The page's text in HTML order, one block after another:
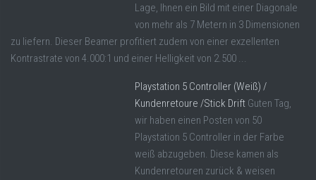
Lage, Ihnen ein Bild mit einer Diagonale
von mehr als 7 Metern in 3 Dimensionen
zu liefern. Dieser Beamer profitiert zudem von einer exzellenten
Kontrastrate von 4.000:1 und einer Helligkeit von 2.500 ...
Playstation 5 Controller (Weiß) /
Kundenretoure /Stick Drift Guten Tag,
wir haben einen Posten von 50
Playstation 5 Controller in der Farbe
weiß abzugeben. Diese kamen als
Kundenretouren zurück & weisen